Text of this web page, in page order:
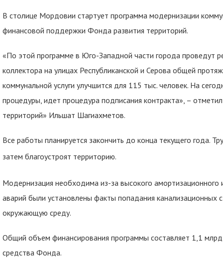
В столице Мордовии стартует программа модернизации
финансовой поддержки Фонда развития территорий.
«По этой программе в Юго-Западной части города проведут
коллектора на улицах Республиканской и Серова общей
коммунальной услуги улучшится для 115 тыс. человек. На
процедуры, идет процедура подписания контракта», –
территорий» Ильшат Шагиахметов.
Все работы планируется закончить до конца текущего года.
затем благоустроят территорию.
Модернизация необходима из-за высокого
аварий были установлены факты попадания канализационных
окружающую среду.
Общий объем финансирования программы составляет 1,1
средства Фонда.